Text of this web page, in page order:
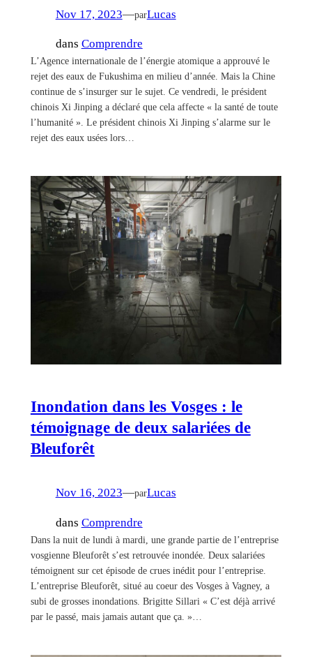
Nov 17, 2023—parLucas
dans Comprendre
L’Agence internationale de l’énergie atomique a approuvé le
rejet des eaux de Fukushima en milieu d’année. Mais la Chine
continue de s’insurger sur le sujet. Ce vendredi, le président
chinois Xi Jinping a déclaré que cela affecte « la santé de toute
l’humanité ». Le président chinois Xi Jinping s’alarme sur le
rejet des eaux usées lors…
Inondation dans les Vosges : le
témoignage de deux salariées de
Bleuforêt
Nov 16, 2023—parLucas
dans Comprendre
Dans la nuit de lundi à mardi, une grande partie de l’entreprise
vosgienne Bleuforêt s’est retrouvée inondée. Deux salariées
témoignent sur cet épisode de crues inédit pour l’entreprise.
L’entreprise Bleuforêt, situé au coeur des Vosges à Vagney, a
subi de grosses inondations. Brigitte Sillari « C’est déjà arrivé
par le passé, mais jamais autant que ça. »…